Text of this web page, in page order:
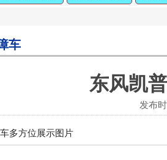
车
东风凯
发布
多方位展示图片